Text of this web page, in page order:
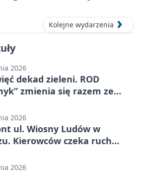
Kolejne wydarzenia
2026
dekad zieleni. ROD
zmienia się razem ze
2026
ul. Wiosny Ludów w
Kierowców czeka ruch
2026